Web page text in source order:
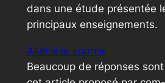
dans une étude présentée
principaux enseignements.
Aller à la source
Beaucoup de réponses